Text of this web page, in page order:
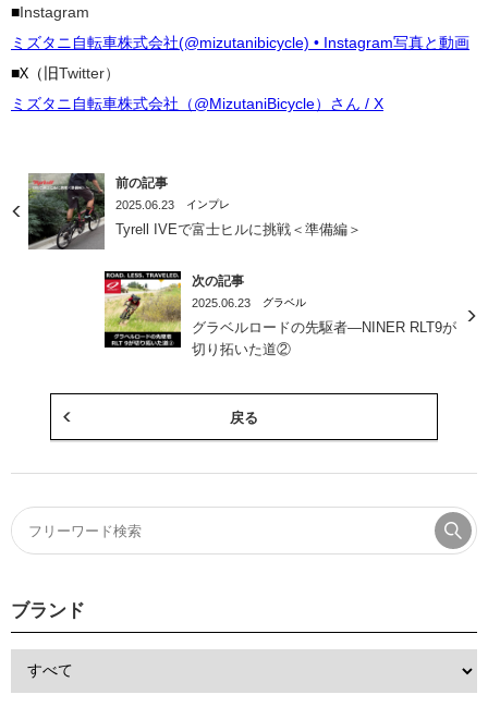
■Instagram
ミズタニ自転車株式会社(@mizutanibicycle) • Instagram写真と動画
■X（旧Twitter）
ミズタニ自転車株式会社（@MizutaniBicycle）さん / X
前の記事
2025.06.23 インプレ
Tyrell IVEで富士ヒルに挑戦＜準備編＞
次の記事
2025.06.23 グラベル
グラベルロードの先駆者―NINER RLT9が
切り拓いた道②
戻る
ブランド